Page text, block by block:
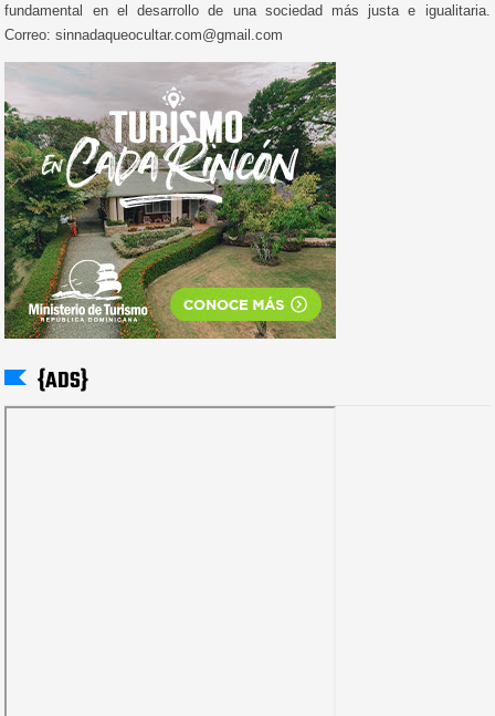
fundamental en el desarrollo de una sociedad más justa e igualitaria.
Correo: sinnadaqueocultar.com@gmail.com
{ADS}